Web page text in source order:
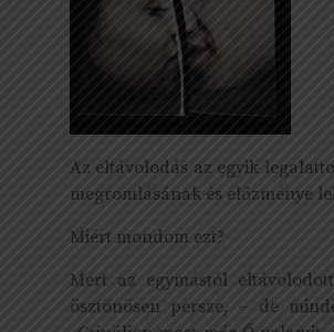
Az eltávolodás az egyik
megromlásának és előzménye
Miért mondom ezt?
Mert az egymástól
ösztönösen persze, – de